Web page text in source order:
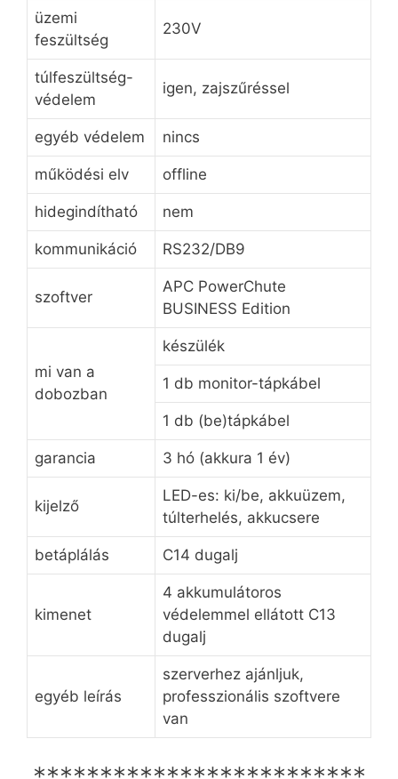
üzemi
feszültség
230V
túlfeszültség-
védelem
igen, zajszűréssel
egyéb védelem nincs
működési elv offline
hidegindítható nem
kommunikáció RS232/DB9
szoftver
APC PowerChute
BUSINESS Edition
mi van a
dobozban
készülék
1 db monitor-tápkábel
1 db (be)tápkábel
garancia 3 hó (akkura 1 év)
kijelző
LED-es: ki/be, akkuüzem,
túlterhelés, akkucsere
betáplálás C14 dugalj
kimenet
4 akkumulátoros
védelemmel ellátott C13
dugalj
egyéb leírás
szerverhez ajánljuk,
professzionális szoftvere
van